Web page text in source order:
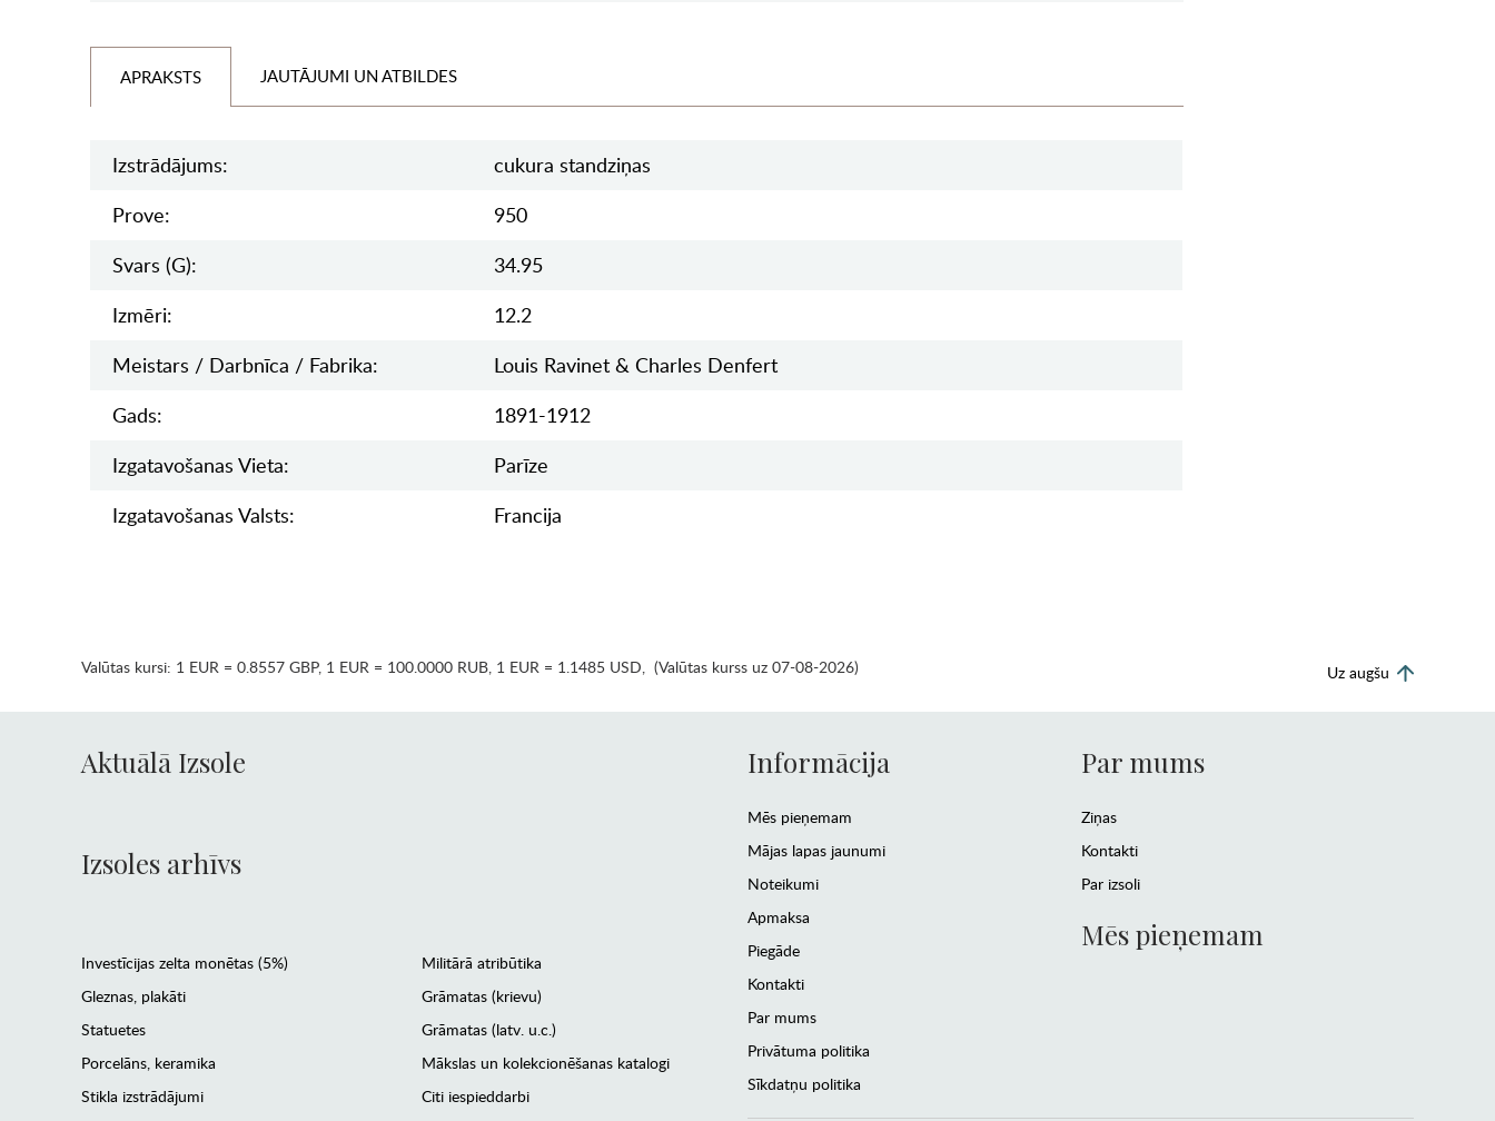
APRAKSTS JAUTĀJUMI UN ATBILDES
Izstrādājums:
cukura standziņas
Prove:
950
Svars (g):
34.95
Izmēri:
12.2
Meistars / Darbnīca / Fabrika:
Louis Ravinet & Charles Denfert
Gads:
1891-1912
Izgatavošanas Vieta:
Parīze
Izgatavošanas Valsts:
Francija
Valūtas kursi: 1 EUR = 0.8557 GBP, 1 EUR = 100.0000 RUB, 1 EUR = 1.1485 USD, (Valūtas kurss uz 07-08-2026) Uz augšu
Aktuālā Izsole
Izsoles arhīvs
Investīcijas zelta monētas (5%)
Gleznas, plakāti
Statuetes
Porcelāns, keramika
Stikla izstrādājumi
Militārā atribūtika
Grāmatas (krievu)
Grāmatas (latv. u.c.)
Mākslas un kolekcionēšanas katalogi
Citi iespieddarbi
Informācija
Mēs pieņemam
Mājas lapas jaunumi
Noteikumi
Apmaksa
Piegāde
Kontakti
Par mums
Privātuma politika
Sīkdatņu politika
Par mums
Ziņas
Kontakti
Par izsoli
Mēs pieņemam